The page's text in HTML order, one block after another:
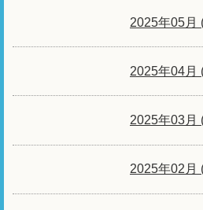
2025年05月
2025年04月
2025年03月
2025年02月